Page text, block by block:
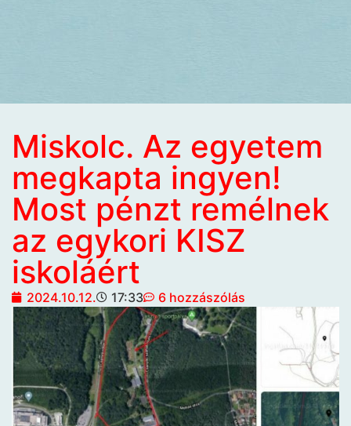
Miskolc. Az egyetem
megkapta ingyen!
Most pénzt remélnek
az egykori KISZ
iskoláért
2024.10.12. 17:33 6 hozzászólás